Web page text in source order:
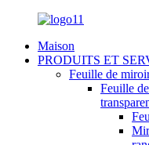
Maison
PRODUITS ET
Feuille de
Feuille